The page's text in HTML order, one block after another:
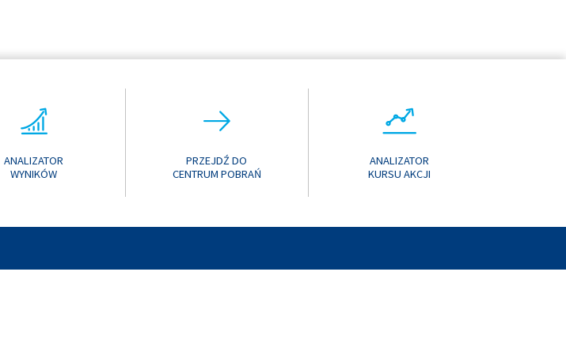
ANALIZATOR
WYNIKÓW
PRZEJDŹ DO
CENTRUM POBRAŃ
ANALIZATOR
KURSU AKCJI